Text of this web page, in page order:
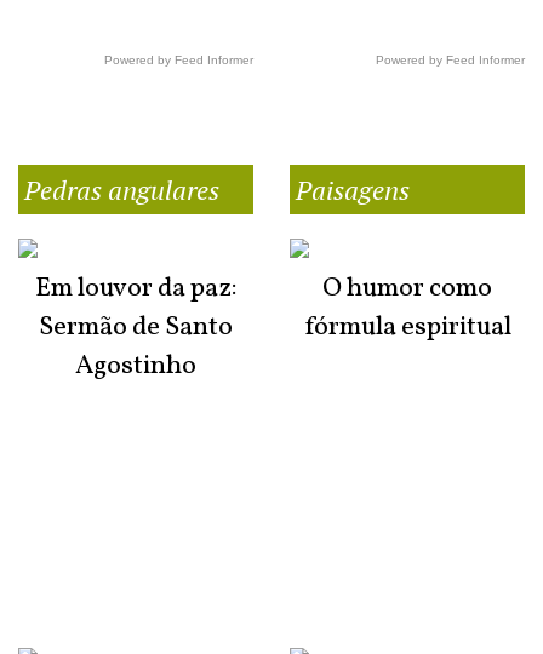
Powered by Feed Informer Powered by Feed Informer
Pedras angulares
Em louvor da paz:
Sermão de Santo
Agostinho
Paisagens
O humor como
fórmula espiritual